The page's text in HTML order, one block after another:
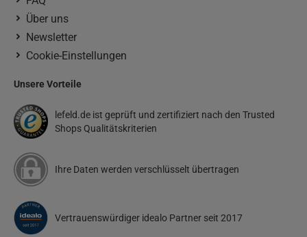
Über uns
Newsletter
Cookie-Einstellungen
Unsere Vorteile
lefeld.de ist geprüft und zertifiziert nach den Trusted
Shops Qualitätskriterien
Ihre Daten werden verschlüsselt übertragen
Vertrauenswürdiger idealo Partner seit 2017